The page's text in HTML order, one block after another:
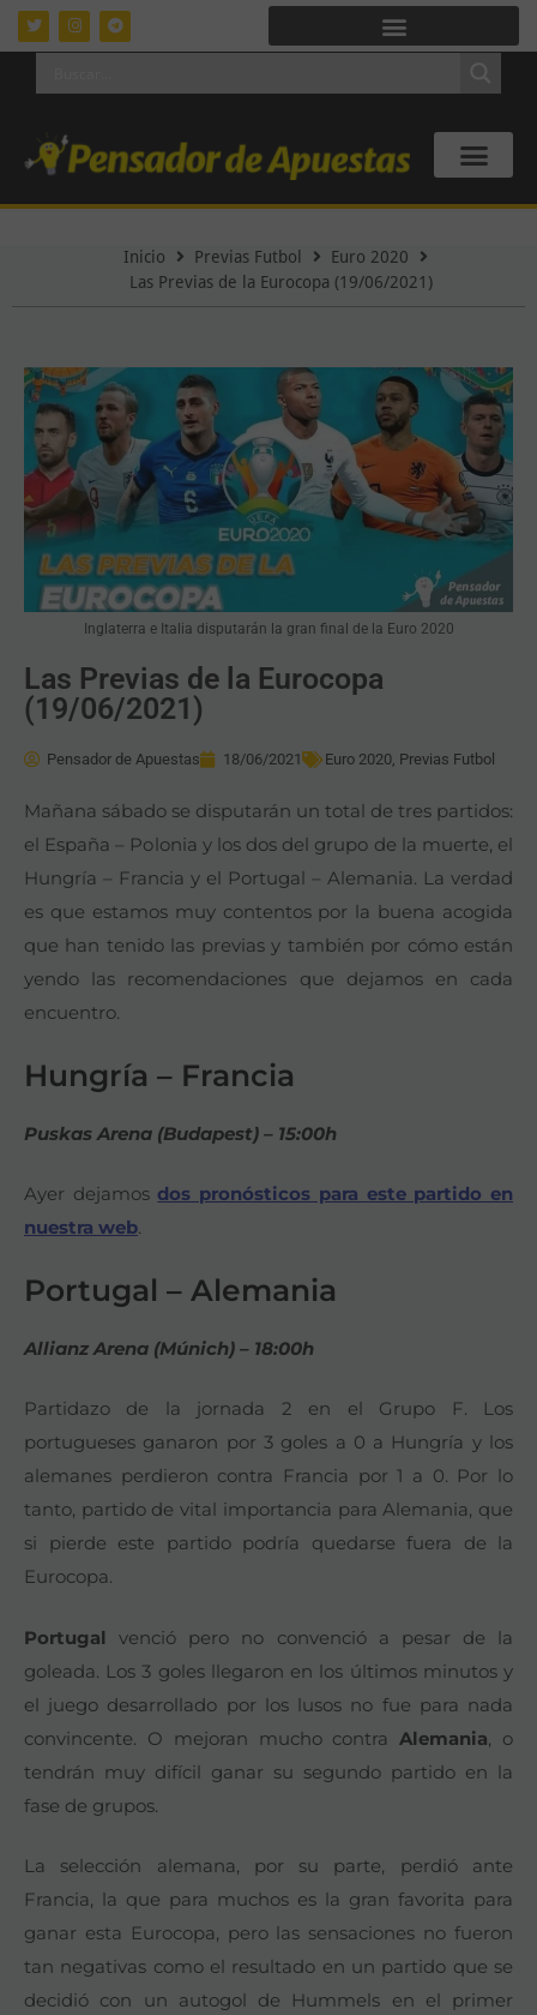
Inicio Previas Futbol
Euro 2020
Las Previas de la Eurocopa (19/06/2021)
Inglaterra e Italia disputarán la gran final de la Euro 2020
Las Previas de la Eurocopa
(19/06/2021)
Pensador de Apuestas 18/06/2021 Euro 2020, Previas Futbol
Mañana sábado se disputarán un total de tres partidos:
el España – Polonia y los dos del grupo de la muerte, el
Hungría – Francia y el Portugal – Alemania. La verdad
es que estamos muy contentos por la buena acogida
que han tenido las previas y también por cómo están
yendo las recomendaciones que dejamos en cada
encuentro.
Hungría – Francia
Puskas Arena (Budapest) – 15:00h
Ayer dejamos dos pronósticos para este partido en
nuestra web.
Portugal – Alemania
Allianz Arena (Múnich) – 18:00h
Partidazo de la jornada 2 en el Grupo F. Los
portugueses ganaron por 3 goles a 0 a Hungría y los
alemanes perdieron contra Francia por 1 a 0. Por lo
tanto, partido de vital importancia para Alemania, que
si pierde este partido podría quedarse fuera de la
Eurocopa.
Portugal
venció pero no convenció a pesar de la
goleada. Los 3 goles llegaron en los últimos minutos y
el juego desarrollado por los lusos no fue para nada
convincente. O mejoran mucho contraAlemania, o
tendrán muy difícil ganar su segundo partido en la
fase de grupos.
La selección alemana, por su parte, perdió ante
Francia, la que para muchos es la gran favorita para
ganar esta Eurocopa, pero las sensaciones no fueron
tan negativas como el resultado en un partido que se
decidió con un autogol de Hummels en el primer